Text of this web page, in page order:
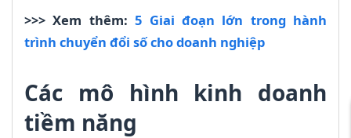
>>> Xem thêm:5 Giai đoạn lớn trong hành
trình chuyển đổi số cho doanh nghiệp
Các mô hình kinh doanh
tiềm năng